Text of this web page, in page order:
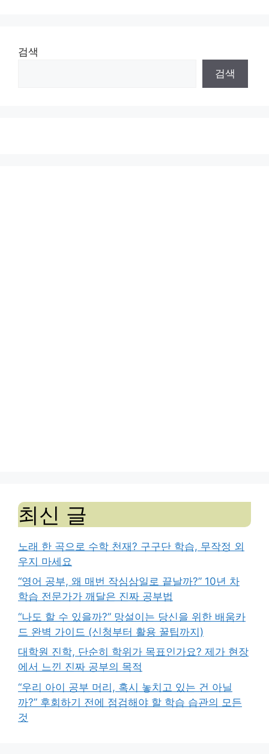
검색
검색
최신 글
노래 한 곡으로 수학 천재? 구구단 학습, 무작정 외
우지 마세요
“영어 공부, 왜 매번 작심삼일로 끝날까?” 10년 차
학습 전문가가 깨달은 진짜 공부법
“나도 할 수 있을까?” 망설이는 당신을 위한 배움카
드 완벽 가이드 (신청부터 활용 꿀팁까지)
대학원 진학, 단순히 학위가 목표인가요? 제가 현장
에서 느낀 진짜 공부의 목적
“우리 아이 공부 머리, 혹시 놓치고 있는 건 아닐
까?” 후회하기 전에 점검해야 할 학습 습관의 모든
것